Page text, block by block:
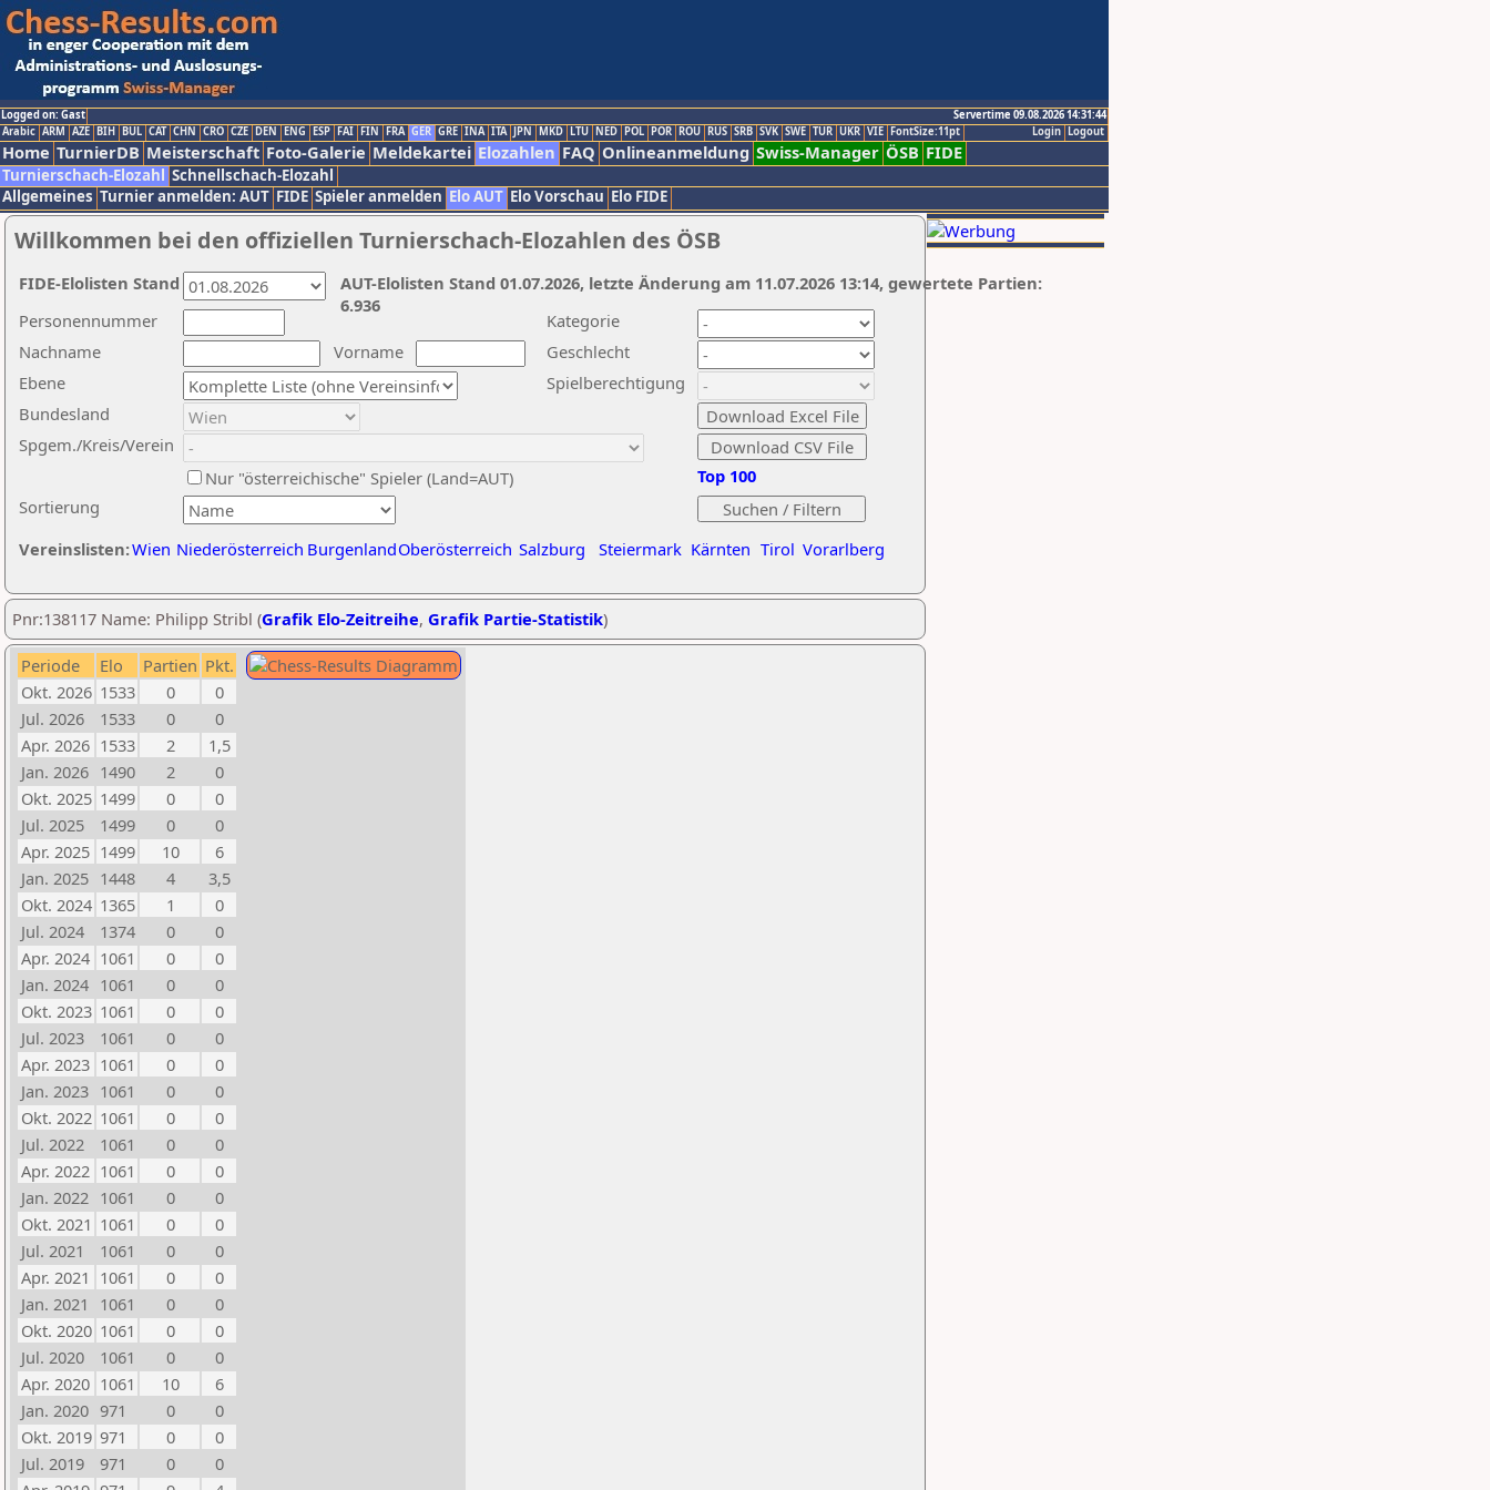
Logged on: Gast
Servertime 09.08.2026 14:31:44
Logout
Login
Arabic ARM AZE BIH BUL CAT CHN CRO CZE DEN ENG ESP FAI FIN FRA GER GRE INA ITA JPN MKD LTU NED POL POR ROU RUS SRB SVK SWE TUR UKR VIE FontSize:11pt
Home TurnierDB Meisterschaft Foto-Galerie Meldekartei Elozahlen FAQ Onlineanmeldung Swiss-Manager ÖSB FIDE
Turnierschach-Elozahl Schnellschach-Elozahl
Allgemeines Turnier anmelden: AUT FIDE Spieler anmelden Elo AUT Elo Vorschau Elo FIDE
Willkommen bei den offiziellen Turnierschach-Elozahlen des ÖSB
Nachname
Vorname
Ebene
Kategorie
Sortierung
Personennummer
Bundesland
Spgem./Kreis/Verein
Geschlecht
Nur "österreichische" Spieler (Land=AUT)
Spielberechtigung
Vereinslisten:Wien Niederösterreich BurgenlandOberösterreich Salzburg Steiermark Kärnten Tirol Vorarlberg
Top 100
AUT-Elolisten Stand 01.07.2026, letzte Änderung am 11.07.2026 13:14, gewertete Partien:
6.936
FIDE-Elolisten Stand
Pnr:138117 Name: Philipp Stribl (Grafik Elo-Zeitreihe, Grafik Partie-Statistik)
Periode Elo Partien Pkt.
Okt. 2026 1533 0
0
Jul. 2026
1533 0
0
Apr. 2026 1533 2
1,5
Jan. 2026 1490 2
0
Okt. 2025 1499 0
0
Jul. 2025
1499 0
0
Apr. 2025 1499 10
6
Jan. 2025 1448 4
3,5
Okt. 2024 1365 1
0
Jul. 2024
1374 0
0
Apr. 2024 1061 0
0
Jan. 2024 1061 0
0
Okt. 2023 1061 0
0
Jul. 2023
1061 0
0
Apr. 2023 1061 0
0
Jan. 2023 1061 0
0
Okt. 2022 1061 0
0
Jul. 2022
1061 0
0
Apr. 2022 1061 0
0
Jan. 2022 1061 0
0
Okt. 2021 1061 0
0
Jul. 2021
1061 0
0
Apr. 2021 1061 0
0
Jan. 2021
1061 0
0
Okt. 2020 1061 0
0
Jul. 2020
1061 0
0
Apr. 2020 1061 10
6
Jan. 2020 971 0
0
Okt. 2019 971 0
0
Jul. 2019
971 0
0